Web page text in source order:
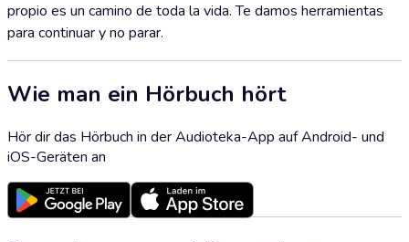
propio es un camino de toda la vida. Te damos herramientas
para continuar y no parar.
Wie man ein Hörbuch hört
Hör dir das Hörbuch in der Audioteka-App auf Android- und
iOS-Geräten an